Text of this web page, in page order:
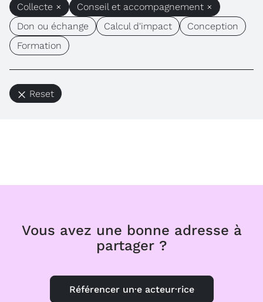
Collecte ×
Conseil et accompagnement ×
Don ou échange
Calcul d'impact
Conception
Formation
Reset
Vous avez une bonne adresse à
partager ?
Référencer un·e acteur·rice